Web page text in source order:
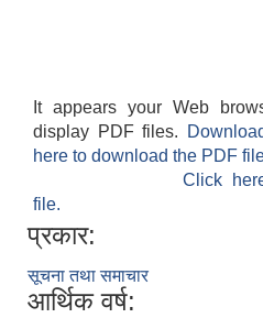
It appears your Web
display PDF files.
here to download the PDF
Click
file.
प्रकार:
सूचना तथा समाचार
आर्थिक वर्ष: